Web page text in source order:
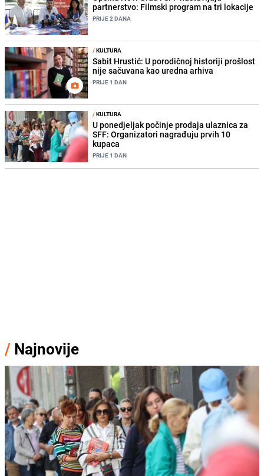
partnerstvo: Filmski program na tri lokacije
PRIJE 2 DANA
/KULTURA
Sabit Hrustić: U porodičnoj historiji prošlost
nije sačuvana kao uredna arhiva
PRIJE 1 DAN
/KULTURA
U ponedjeljak počinje prodaja ulaznica za
SFF: Organizatori nagrađuju prvih 10
kupaca
PRIJE 1 DAN
/ Najnovije